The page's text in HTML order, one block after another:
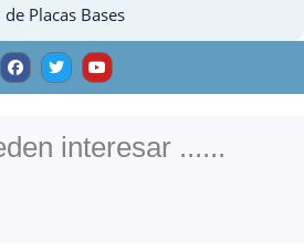
Placas Bases
F
a
c
e
o
k
T
w
i
t
Y
o
u
t
e
interesar ......